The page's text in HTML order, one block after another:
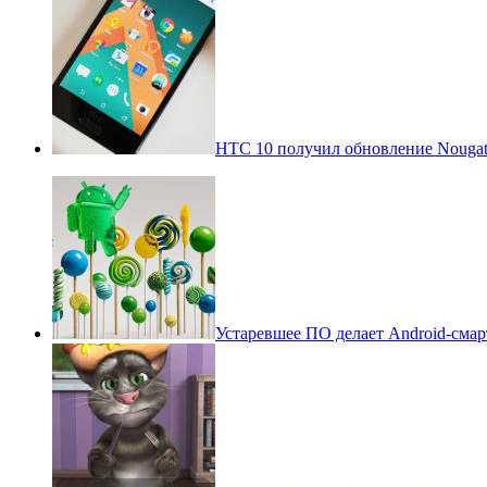
HTC 10 получил обновление
Устаревшее ПО делает Android-